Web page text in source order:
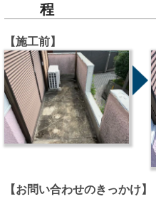
程
【施工前】
【お問い合わせのきっかけ】